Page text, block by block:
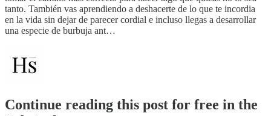
tanto. También vas aprendiendo a deshacerte de lo que te incordia
en la vida sin dejar de parecer cordial e incluso llegas a desarrollar
una especie de burbuja ant…
Continue reading this post for free in the